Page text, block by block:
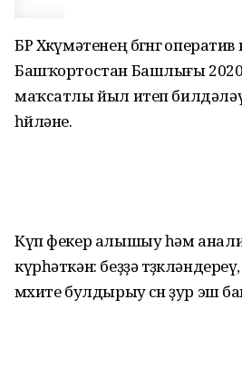
БР Хөкүмәтенең бөгөнгө
Башҡортостан Башлығы
маҡсатлы йыл итеп
һөйләне.
Күп фекер алышыу һәм
күрһәткән: беҙҙә
мөхите булдырыу өсөн ҙур эш